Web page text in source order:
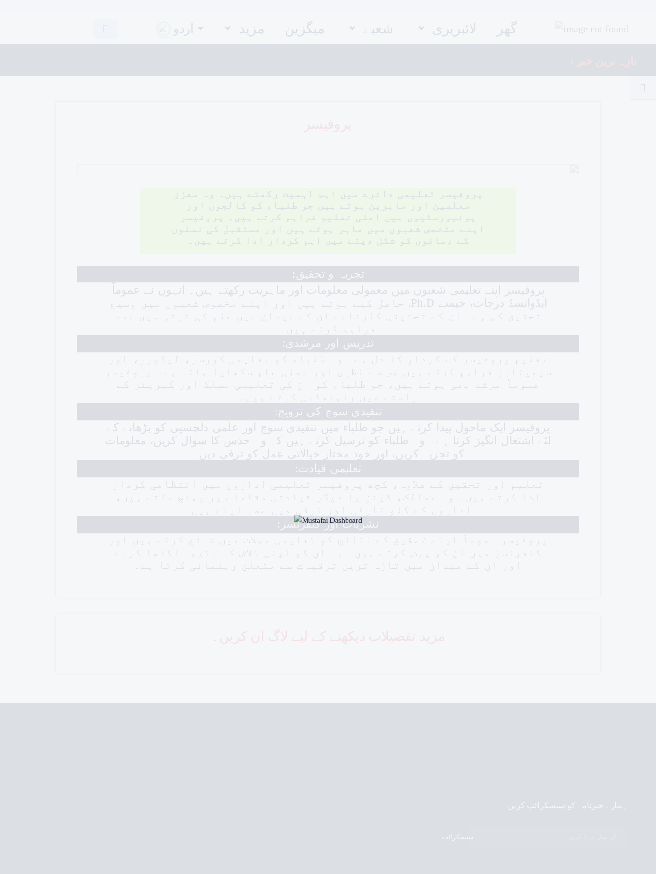
گھر لائبریری شعبے میگزین مزید اردو
پروفیسر تعلیمی دائرے میں اہم اہمیت رکھتے ہیں۔ وہ معزز
معلمین اور ماہرین ہوتے ہیں جو طلباء کو کالجوں اور
یونیورسٹیوں میں اعلی تعلیم فراہم کرتے ہیں۔ پروفیسر
اپنے متخصص شعبوں میں ماہر ہوتے ہیں اور مستقبل کی نسلوں
کے دماغوں کو شکل دینے میں اہم کردار ادا کرتے ہیں۔
تجربہ و تحقیق :
پروفیسر اپنے تعلیمی شعبوں میں معمولی معلومات اور ماہریت رکھتے ہیں۔ انہوں نے عموماً
ایڈوانسڈ درجات، جیسے Ph.D. حاصل کیے ہوتے ہیں اور اپنے مخصوص شعبوں میں وسیع
تحقیق کی ہے۔ ان کے تحقیقی کارنامے ان کے میدان میں علم کی ترقی میں مدد
فراہم کرتے ہیں۔
تدریس اور مرشدی:
تعلیم پروفیسر کے کردار کا دل ہے۔ وہ طلباء کو تعلیمی کورسز، لیکچرز، اور
سیمینارز فراہم کرتے ہیں جس سے نظری اور عملی علم سکھایا جاتا ہے۔ پروفیسر
عموماً مرشد بھی ہوتے ہیں، جو طلباء کو ان کی تعلیمی مسلک اور کیریئر کے
راستے میں راہنمائی کرتے ہیں۔
تنقیدی سوچ کی ترویج:
پروفیسر ایک ماحول پیدا کرتے ہیں جو طلباء میں تنقیدی سوچ اور علمی دلچسپی کو بڑھانے کے
لئے اشتعال انگیز کرتا ہے۔ وہ طلباء کو ترسیل کرتے ہیں کہ وہ حدس کا سوال کریں، معلومات
کو تجزیہ کریں، اور خود مختار خیالاتی عمل کو ترقی دیں۔
تعلیمی قیادت:
تعلیم اور تحقیق کے علاوہ، کچھ پروفیسر تعلیمی اداروں میں انتظامی کردار
ادا کرتے ہیں۔ وہ ممالک، ڈینز یا دیگر قیادتی مقامات پر پہنچ سکتے ہیں،
اداروں کے کلو تارقی اور ترقی میں حصہ لیتے ہیں۔
نشریات اور کنفرنسز:
پروفیسر عموماً اپنے تحقیق کے نتائج کو تعلیمی مجلات میں شائع کرتے ہیں اور
کنفرنسز میں ان کو پیش کرتے ہیں۔ یہ ان کو اپنی تلاش کا نتیجہ اکٹھا کرنے
اور ان کے میدان میں تازہ ترین ترقیات سے متعلق رہنمائی کرتا ہے۔
ہمارے خبرنامے کو سبسکرائب کریں
سبسکرائب